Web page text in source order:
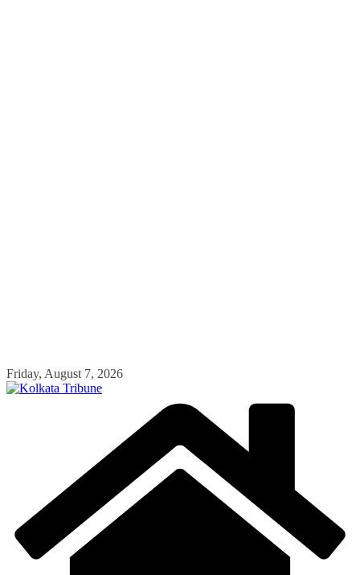
Skip
to
Friday, August 7, 2026